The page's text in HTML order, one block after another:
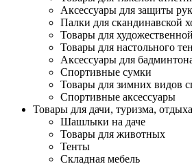
Аксессуары для защиты
Палки для скандинавской
Товары для
Товары для настольного
Аксессуары для
Спортивные сумки
Товары для зимних видов
Спортивные аксессуары
Товары для дачи, туризма, отдыха
Шашлыки на даче
Товары для животных
Тенты
Складная мебель